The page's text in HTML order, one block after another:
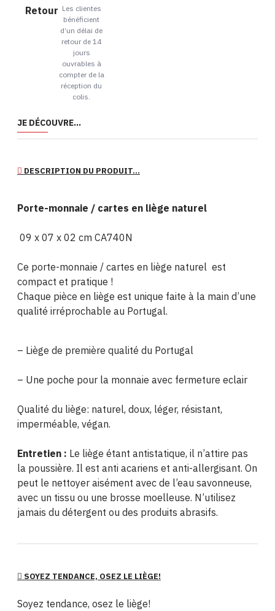
Retour Les clientes
bénéficient
d’un délai de
retour de 14
jours
ouvrables à
compter de la
réception du
colis.
JE DÉCOUVRE...
DESCRIPTION DU PRODUIT...
Porte-monnaie / cartes en liège naturel
09 x 07 x 02 cm CA740N
Ce porte-monnaie / cartes en liège naturel est
compact et pratique !
Chaque pièce en liège est unique faite à la main d’une
qualité irréprochable au Portugal.
– Liège de première qualité du Portugal
– Une poche pour la monnaie avec fermeture eclair
Qualité du liège: naturel, doux, léger, résistant,
imperméable, végan.
Entretien : Le liège étant antistatique, il n’attire pas
la poussière. Il est anti acariens et anti-allergisant. On
peut le nettoyer aisément avec de l’eau savonneuse,
avec un tissu ou une brosse moelleuse. N’utilisez
jamais du détergent ou des produits abrasifs.
SOYEZ TENDANCE, OSEZ LE LIÈGE!
Soyez tendance, osez le liège!